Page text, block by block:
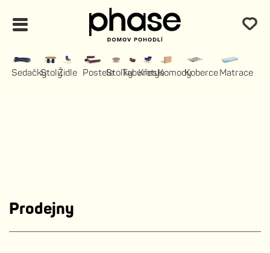
SedačkyStolyŽidle PosteleStolkyTaburety
KřeslaKomodyKoberceMatrace
Prodejny